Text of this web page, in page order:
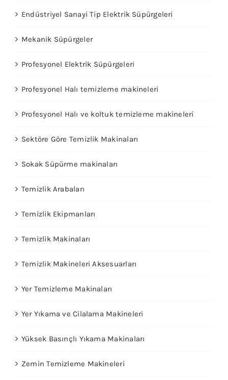
Endüstriyel Sanayi Tip Elektrik Süpürgeleri
Mekanik Süpürgeler
Profesyonel Elektrik Süpürgeleri
Profesyonel Halı temizleme makineleri
Profesyonel Halı ve koltuk temizleme makineleri
Sektöre Göre Temizlik Makinaları
Sokak Süpürme makinaları
Temizlik Arabaları
Temizlik Ekipmanları
Temizlik Makinaları
Temizlik Makineleri Aksesuarları
Yer Temizleme Makinaları
Yer Yıkama ve Cilalama Makineleri
Yüksek Basınçlı Yıkama Makinaları
Zemin Temizleme Makineleri